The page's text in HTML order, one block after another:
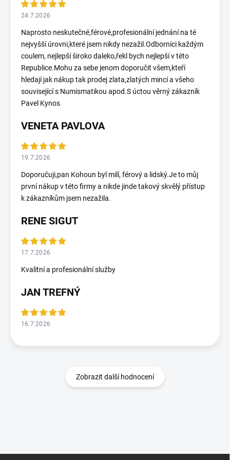
24.7.2026
Naprosto neskutečné,férové,profesionální jednání na té
nejvyšší úrovni,které jsem nikdy nezažil.Odborníci každým
coulem, nejlepší široko daleko,řekl bych nejlepší v této
Republice.Mohu za sebe jenom doporučit všem,kteří
hledají jak nákup tak prodej zlata,zlatých mincí a všeho
související s Numismatikou apod.S úctou věrný zákazník
Pavel Kynos
VENETA PAVLOVA
19.7.2026
Doporučuji,pan Kohoun byl milí, férový a lidský.Je to můj
první nákup v této firmy a nikde jinde takový skvělý přístup
k zákazníkům jsem nezažila.
RENE SIGUT
17.7.2026
Kvalitní a profesionální služby
JAN TREFNÝ
16.7.2026
Zobrazit další hodnocení